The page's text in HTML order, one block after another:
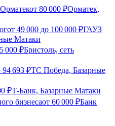
от 80 000 ₽Орматек,
от 49 000 до 100 000 ₽ГАУЗ
Матаки
000 ₽Бристоль, сеть
94 693 ₽ТС Победа, Базарные
₽Т-Банк, Базарные Матаки
бизнесаот 60 000 ₽Банк